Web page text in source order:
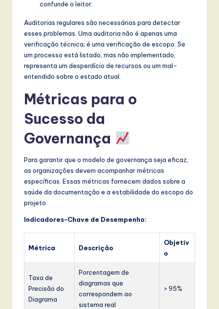
confunde o leitor.
Auditorias regulares são necessárias para detectar
esses problemas. Uma auditoria não é apenas uma
verificação técnica; é uma verificação de escopo. Se
um processo está listado, mas não implementado,
representa um desperdício de recursos ou um mal-
entendido sobre o estado atual.
Métricas para o
Sucesso da
Governança
Para garantir que o modelo de governança seja eficaz,
as organizações devem acompanhar métricas
específicas. Essas métricas fornecem dados sobre a
saúde da documentação e a estabilidade do escopo do
projeto.
Indicadores-Chave de Desempenho:
Métrica Descrição
Objetiv
o
Taxa de
Precisão do
Diagrama
Porcentagem de
diagramas que
correspondem ao
sistema real
> 95%